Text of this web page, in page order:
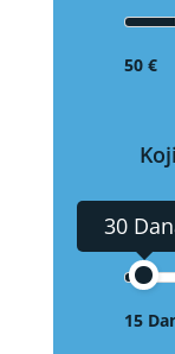
50 €
30
15